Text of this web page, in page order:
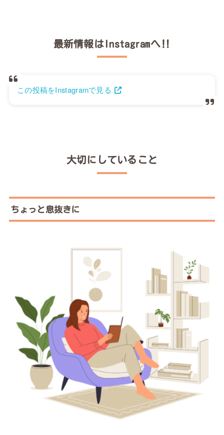
最新情報はInstagramへ‼︎
この投稿をInstagramで見る
大切にしていること
ちょっと息抜きに